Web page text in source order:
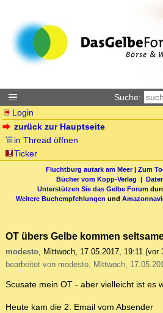
Suche:
Login
zurück zur Hauptseite
in Thread öffnen
Ticker
Fluchtburg autark am Meer| Zum
Bücher vom Kopp-Verlag |
Unterstützen Sie das Gelbe Forum
Weitere Buchempfehlungen und
OT übers Gelbe kommen
modesto, Mittwoch, 17.05.2017, 19:11 (vor
bearbeitet von modesto, Mittwoch,
Scusate mein OT - aber vielleicht ist es
Heute kam die 2. Email vom Absender